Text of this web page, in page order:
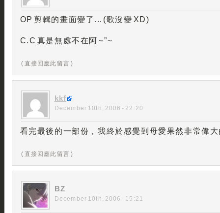
OP 剪輯的畫面變了…(歌沒變 XD)
C.C 真是無處不在阿 ~”~
( 直接回應此留言 )
kkf
December 10th, 2006 - 22:20
看完最後的一部份，我終於感覺到母愛果然非常偉
( 直接回應此留言 )
BZ
December 10th, 2006 - 15:21